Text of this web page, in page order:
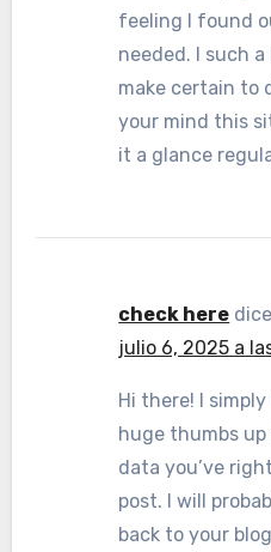
feeling I found
needed. I such
make certain to
your mind this
it a glance
check here
julio 6, 2025 a
Hi there! I
huge thumbs
data you’ve
post. I will
back to your